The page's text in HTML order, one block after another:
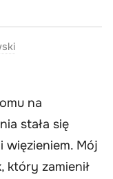
na
stała się
więzieniem. Mój
który zamienił